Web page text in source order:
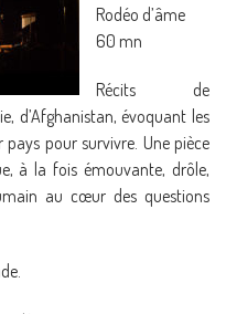
Rodéo d’âme
60 mn
Récits de
d’Afghanistan, évoquant les
pour survivre. Une pièce
à la fois émouvante, drôle,
au cœur des questions